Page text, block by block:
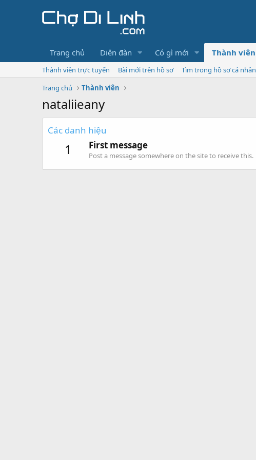
Trang chủ Diễn đàn Có gì mới Thành viên
Thành viên trực tuyến Bài mới trên hồ sơ
Tìm trong hồ sơ cá nhân
Trang chủ
Thành viên
nataliieany
Các danh hiệu
1 First message
Post a message somewhere on the site to receive this.